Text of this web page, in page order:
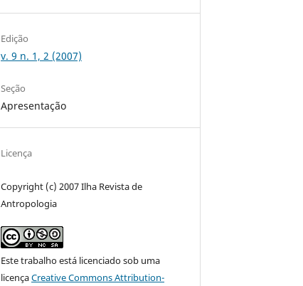
Edição
v. 9 n. 1, 2 (2007)
Seção
Apresentação
Licença
Copyright (c) 2007 Ilha Revista de
Antropologia
Este trabalho está licenciado sob uma
licençaCreative Commons Attribution-